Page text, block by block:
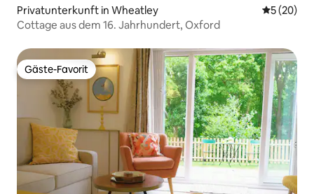
Privatunterkunft in Wheatley
5 (20)
Cottage aus dem 16. Jahrhundert, Oxford
Gäste-Favorit
Gäste-Favorit